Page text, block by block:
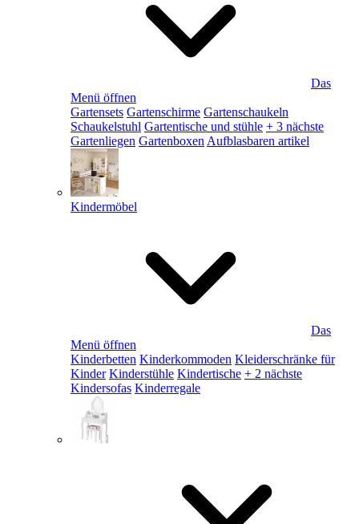
Das
Menü öffnen
Gartensets Gartenschirme Gartenschaukeln
Schaukelstuhl Gartentische und stühle + 3 nächste
Gartenliegen Gartenboxen Aufblasbaren artikel
Kindermöbel
Das
Menü öffnen
Kinderbetten Kinderkommoden Kleiderschränke für
Kinder Kinderstühle Kindertische + 2 nächste
Kindersofas Kinderregale